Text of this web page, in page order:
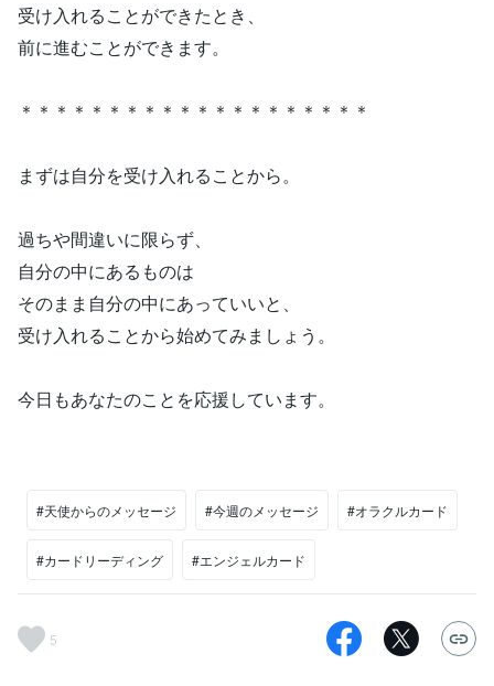
受け入れることができたとき、
前に進むことができます。
＊＊＊＊＊＊＊＊＊＊＊＊＊＊＊＊＊＊＊＊
まずは自分を受け入れることから。
過ちや間違いに限らず、
自分の中にあるものは
そのまま自分の中にあっていいと、
受け入れることから始めてみましょう。
今日もあなたのことを応援しています。
#天使からのメッセージ #今週のメッセージ #オラクルカード
#カードリーディング #エンジェルカード
5